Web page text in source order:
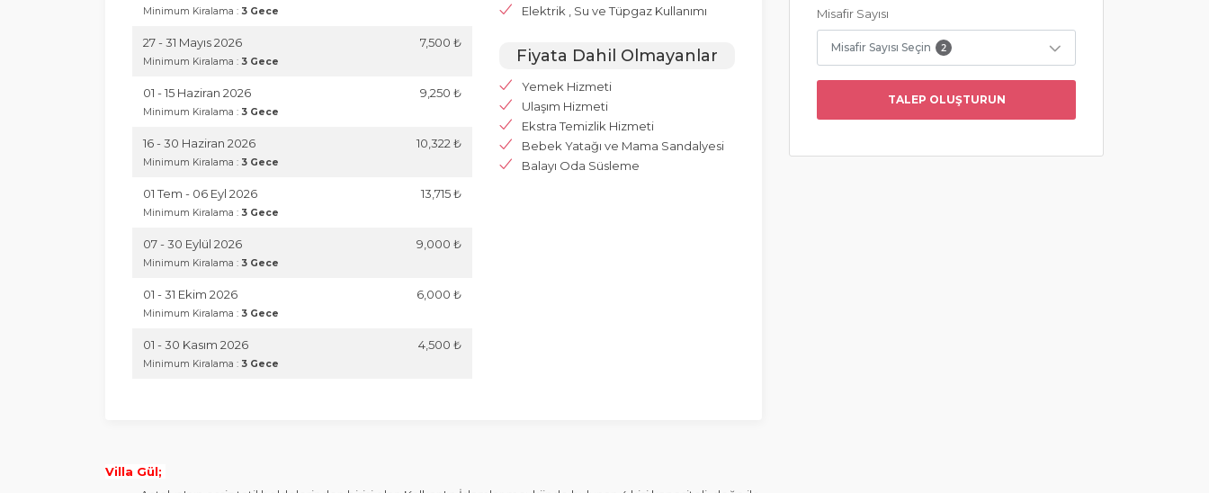
Minimum Kiralama : 3 Gece
27 - 31 Mayıs 2026
Minimum Kiralama : 3 Gece
7,500 ₺
01 - 15 Haziran 2026
Minimum Kiralama : 3 Gece
9,250 ₺
16 - 30 Haziran 2026
Minimum Kiralama : 3 Gece
10,322 ₺
01 Tem - 06 Eyl 2026
Minimum Kiralama : 3 Gece
13,715 ₺
07 - 30 Eylül 2026
Minimum Kiralama : 3 Gece
9,000 ₺
01 - 31 Ekim 2026
Minimum Kiralama : 3 Gece
6,000 ₺
01 - 30 Kasım 2026
Minimum Kiralama : 3 Gece
4,500 ₺
Elektrik , Su ve Tüpgaz Kullanımı
Fiyata Dahil Olmayanlar
Yemek Hizmeti
Ulaşım Hizmeti
Ekstra Temizlik Hizmeti
Bebek Yatağı ve Mama Sandalyesi
Balayı Oda Süsleme
Villa Gül;
Misafir Sayısı
Misafir Sayısı Seçin 2
TALEP OLUŞTURUN